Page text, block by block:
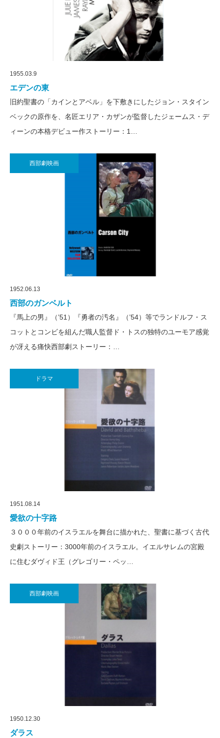
1955.03.9
エデンの東
旧約聖書の「カインとアベル」を下敷きにしたジョン・スタイン
ベックの原作を、名匠エリア・カザンが監督したジェームス・デ
ィーンの本格デビュー作ストーリー：1…
西部劇映画
1952.06.13
西部のガンベルト
『馬上の男』（’51）『勇者の汚名』（’54）等でランドルフ・ス
コットとコンビを組んだ職人監督ド・トスの独特のユーモア感覚
が冴える痛快西部劇ストーリー：…
ドラマ
1951.08.14
愛欲の十字路
３０００年前のイスラエルを舞台に描かれた、聖書に基づく古代
史劇ストーリー：3000年前のイスラエル。イエルサレムの宮殿
に住むダヴィド王（グレゴリー・ペッ…
西部劇映画
1950.12.30
ダラス